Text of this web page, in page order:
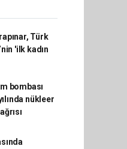
Türk
'ilk kadın
bombası
nükleer